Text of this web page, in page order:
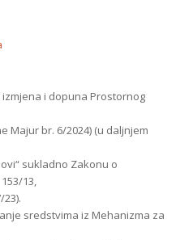
i dopuna Prostornog
Majur br. 6/2024) (u daljnjem
sukladno Zakonu o
13,
23).
sredstvima iz Mehanizma za